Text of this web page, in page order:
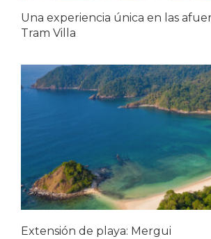
Una experiencia única en las
Tram Villa
Extensión de playa: Mergui